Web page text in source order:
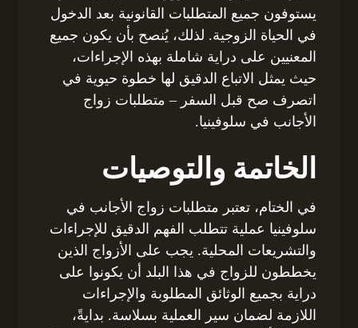
يستوفون جميع المتطلبات القانونية بعد الدخول
في الحياة الزوجية. لذلك، يُنصح بأن يكون جميع
المعنيين على دراية شاملة بهذه الإجراءات،
حيث يمثل الاتباع الدقيق لها خطوة حيوية في
اتصرف صح قبل السفر – متطلبات زواج
الأجانب في سلوفينيا.
الخاتمة والتوصيات
في الختام، تعتبر متطلبات زواج الأجانب في
سلوفينيا عملية تتطلب الفهم الدقيق للإجراءات
والتشريعات المحلية. يجب على الأزواج الذين
يخططون للزواج في هذا البلد أن يكونوا على
دراية بجميع الوثائق المطلوبة والإجراءات
اللازمة لضمان سير العملية بسلاسة. بدايةً،